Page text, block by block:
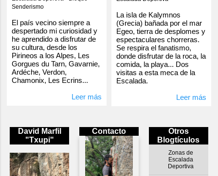
Senderismo
El país vecino siempre a
despertado mi curiosidad y
he aprendido a disfrutar de
su cultura, desde los
Pirineos a los Alpes, Les
Gorgues du Tarn, Gavarnie,
Ardéche, Verdon,
Chamonix, Les Ecrins...
Leer más
La isla de Kalymnos
(Grecia) bañada por el mar
Egeo, tierra de desplomes y
espectaculares chorreras.
Se respira el fanatismo,
donde disfrutar de la roca, la
comida, la playa... Dos
visitas a esta meca de la
Escalada.
Leer más
Otros
Blogtículos
Zonas de
Escalada
Deportiva
David Marfil
"Txupi"
Contacto